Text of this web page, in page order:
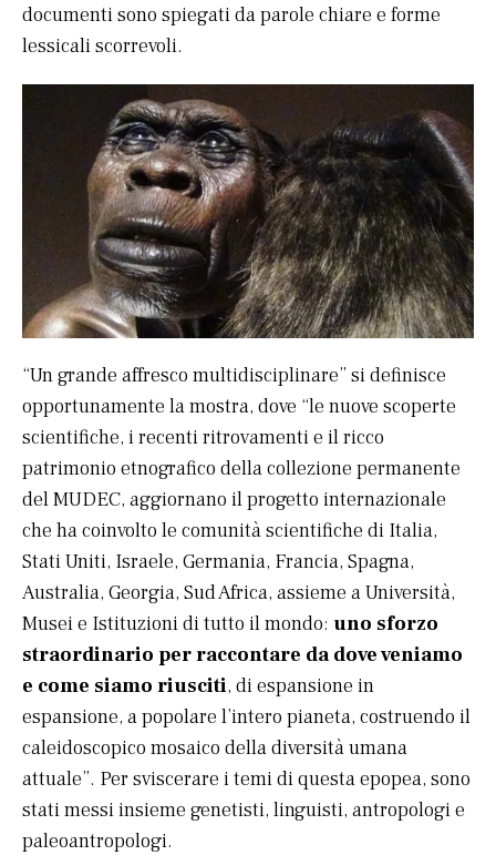
documenti sono spiegati da parole chiare e forme
lessicali scorrevoli.
“Un grande affresco multidisciplinare” si definisce
opportunamente la mostra, dove “le nuove scoperte
scientifiche, i recenti ritrovamenti e il ricco
patrimonio etnografico della collezione permanente
del MUDEC, aggiornano il progetto internazionale
che ha coinvolto le comunità scientifiche di Italia,
Stati Uniti, Israele, Germania, Francia, Spagna,
Australia, Georgia, Sud Africa, assieme a Università,
Musei e Istituzioni di tutto il mondo: uno sforzo
straordinario per raccontare da dove veniamo
e come siamo riusciti, di espansione in
espansione, a popolare l’intero pianeta, costruendo il
caleidoscopico mosaico della diversità umana
attuale”. Per sviscerare i temi di questa epopea, sono
stati messi insieme genetisti, linguisti, antropologi e
paleoantropologi.